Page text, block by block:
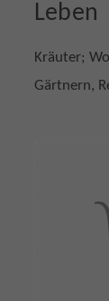
Leben
Kräuter;
Gärtnern,